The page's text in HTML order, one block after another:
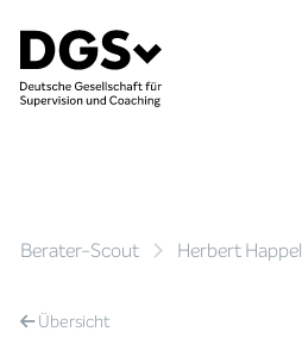
Berater-Scout Herbert Happel
Übersicht